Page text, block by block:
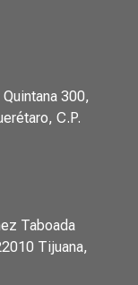
300,
C.P.
Taboada
Tijuana,